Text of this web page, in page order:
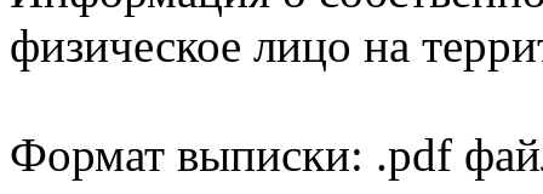
физическое лицо на
Формат выписки: .pdf